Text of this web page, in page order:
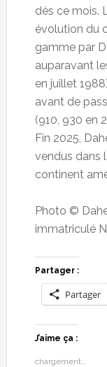
dès ce mois.
évolution du
gamme par
auparavant
en juillet
avant de
(910, 930 en
Fin 2025,
vendus dans
continent
Photo ©
immatriculé
Partager :
Partager
J’aime ça :
chargement…